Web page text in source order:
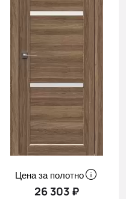
Цена за полотно
26 303 ₽